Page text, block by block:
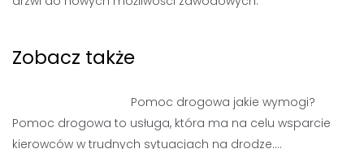
Zobacz także
Pomoc drogowa jakie wymogi?
Pomoc drogowa to usługa, która ma na celu wsparcie
kierowców w trudnych sytuacjach na drodze.…